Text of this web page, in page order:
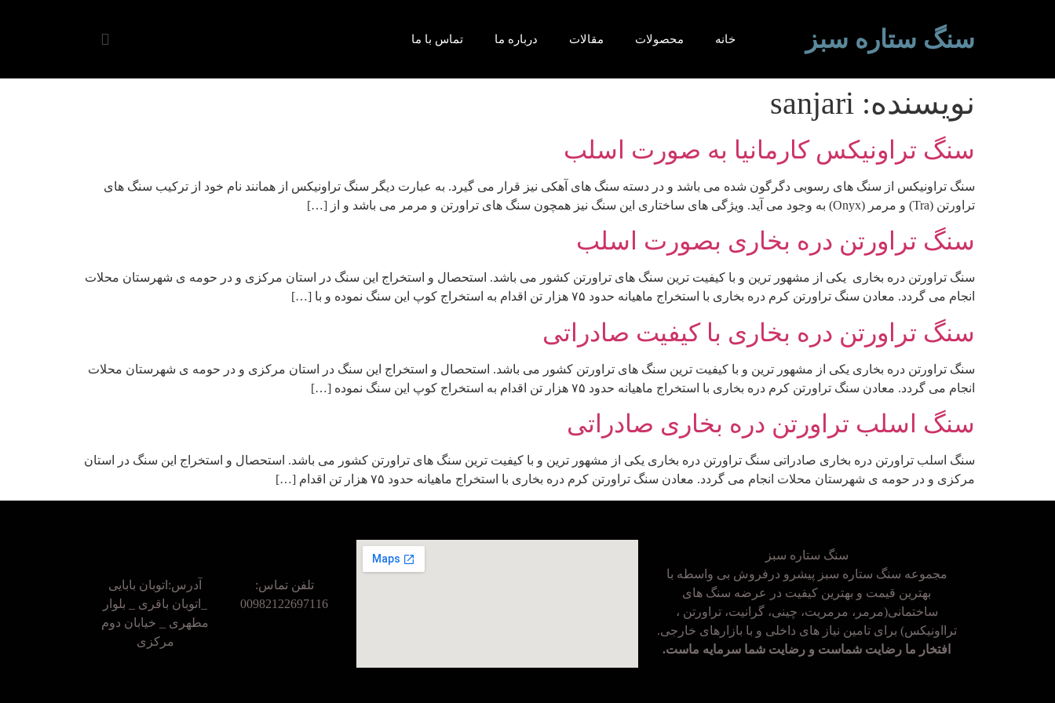
سنگ ستاره سبز خانه محصولات مقالات درباره ما تماس با ما
نویسنده: sanjari
سنگ تراونیکس کارمانیا به صورت اسلب
سنگ تراونیکس از سنگ های رسوبی دگرگون شده می باشد و در دسته سنگ های آهکی نیز قرار می گیرد. به عبارت دیگر سنگ تراونیکس از همانند نام خود از ترکیب سنگ های
تراورتن (Tra) و مرمر (Onyx) به وجود می آید. ویژگی های ساختاری این سنگ نیز همچون سنگ های تراورتن و مرمر می باشد و از […]
سنگ تراورتن دره بخاری بصورت اسلب
سنگ تراورتن دره بخاری یکی از مشهور ترین و با کیفیت ترین سنگ های تراورتن کشور می باشد. استحصال و استخراج این سنگ در استان مرکزی و در حومه ی شهرستان محلات
انجام می گردد. معادن سنگ تراورتن کرم دره بخاری با استخراج ماهیانه حدود ۷۵ هزار تن اقدام به استخراج کوپ این سنگ نموده و با […]
سنگ تراورتن دره بخاری با کیفیت صادراتی
سنگ تراورتن دره بخاری یکی از مشهور ترین و با کیفیت ترین سنگ های تراورتن کشور می باشد. استحصال و استخراج این سنگ در استان مرکزی و در حومه ی شهرستان محلات
انجام می گردد. معادن سنگ تراورتن کرم دره بخاری با استخراج ماهیانه حدود ۷۵ هزار تن اقدام به استخراج کوپ این سنگ نموده […]
سنگ اسلب تراورتن دره بخاری صادراتی
سنگ اسلب تراورتن دره بخاری صادراتی سنگ تراورتن دره بخاری یکی از مشهور ترین و با کیفیت ترین سنگ های تراورتن کشور می باشد. استحصال و استخراج این سنگ در استان
مرکزی و در حومه ی شهرستان محلات انجام می گردد. معادن سنگ تراورتن کرم دره بخاری با استخراج ماهیانه حدود ۷۵ هزار تن اقدام […]
سنگ ستاره سبز
مجموعه سنگ ستاره سبز پیشرو درفروش بی واسطه با
بهترین قیمت و بهترین کیفیت در عرضه سنگ های
ساختمانی(مرمر، مرمریت، چینی، گرانیت، تراورتن ،
ترااونیکس) برای تامین نیاز های داخلی و با بازارهای خارجی.
افتخار ما رضایت شماست و رضایت شما سرمایه ماست.
تلفن تماس:
00982122697116
آدرس:اتوبان بابایی
_اتوبان باقری _ بلوار
مطهری _ خیابان دوم
مرکزی